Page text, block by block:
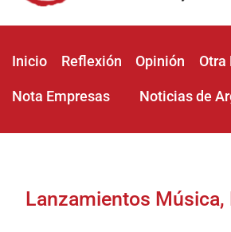
Inicio Reflexión Opinión Otra
Nota Empresas Noticias de
Lanzamientos Música,